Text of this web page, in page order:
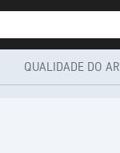
QUALIDADE DO AR